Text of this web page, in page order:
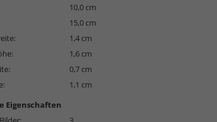
10,0 cm
15,0 cm
1,4 cm
1,6 cm
0,7 cm
1,1 cm
Eigenschaften